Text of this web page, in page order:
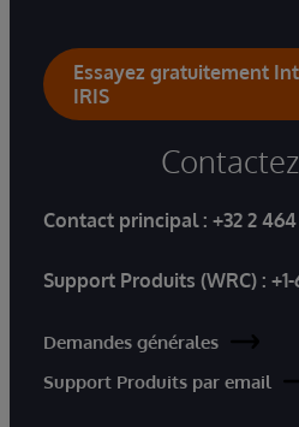
Essayez gratuitement
IRIS
Contact principal : +32 2
Support Produits (WRC) :
Demandes générales
Support Produits par email